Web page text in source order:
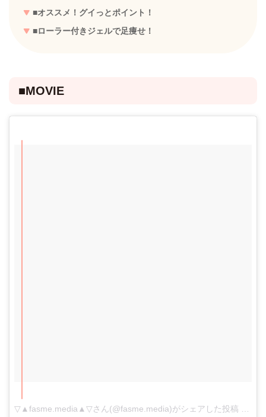
■オススメ！グイっとポイント！
■ローラー付きジェルで足痩せ！
■MOVIE
▽▲fasme.media▲▽さん(@fasme.media)がシェアした投稿